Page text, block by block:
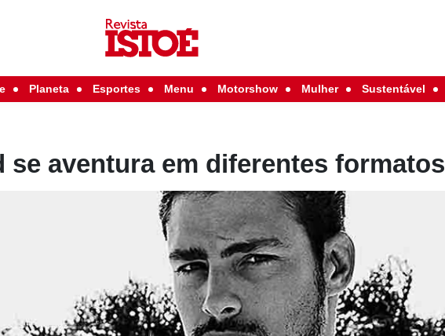
Planeta Esportes Menu Motorshow Mulher Sustentável
se aventura em diferentes formatos